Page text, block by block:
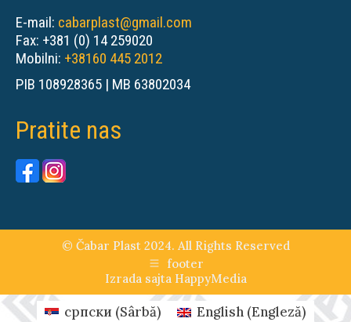
E-mail: cabarplast@gmail.com
Fax: +381 (0) 14 259020
Mobilni: +38160 445 2012
PIB 108928365 | MB 63802034
Pratite nas
© Čabar Plast 2024. All Rights Reserved
footer
Izrada sajta HappyMedia
српски (Sârbă) English(Engleză)